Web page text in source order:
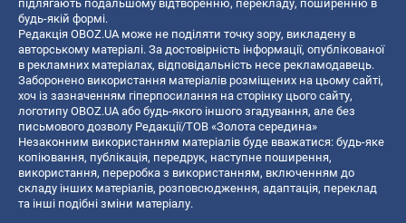
підлягають подальшому відтворенню, перекладу, поширенню в
будь-якій формі.
Редакція OBOZ.UA може не поділяти точку зору, викладену в
авторському матеріалі. За достовірність інформації, опублікованої
в рекламних матеріалах, відповідальність несе рекламодавець.
Заборонено використання матеріалів розміщених на цьому сайті,
хоч із зазначенням гіперпосилання на сторінку цього сайту,
логотипу OBOZ.UA або будь-якого іншого згадування, але без
письмового дозволу Редакції/ТОВ «Золота середина»
Незаконним використанням матеріалів буде вважатися: будь-яке
копiювання, публiкацiя, передрук, наступне поширення,
використання, переробка з використанням, включенням до
складу інших матеріалів, розповсюдження, адаптація, переклад
та інші подібні зміни матеріалу.